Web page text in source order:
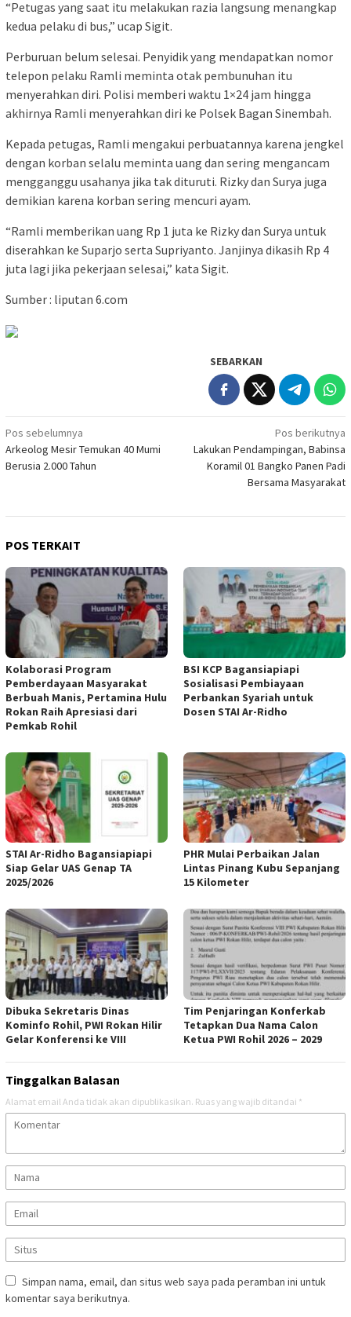
“Petugas yang saat itu melakukan razia langsung menangkap
kedua pelaku di bus,” ucap Sigit.
Perburuan belum selesai. Penyidik yang mendapatkan nomor
telepon pelaku Ramli meminta otak pembunuhan itu
menyerahkan diri. Polisi memberi waktu 1×24 jam hingga
akhirnya Ramli menyerahkan diri ke Polsek Bagan Sinembah.
Kepada petugas, Ramli mengakui perbuatannya karena jengkel
dengan korban selalu meminta uang dan sering mengancam
mengganggu usahanya jika tak dituruti. Rizky dan Surya juga
demikian karena korban sering mencuri ayam.
“Ramli memberikan uang Rp 1 juta ke Rizky dan Surya untuk
diserahkan ke Suparjo serta Supriyanto. Janjinya dikasih Rp 4
juta lagi jika pekerjaan selesai,” kata Sigit.
Sumber : liputan 6.com
SEBARKAN
Navigasi
pos
Pos sebelumnya
Arkeolog Mesir Temukan 40 Mumi
Berusia 2.000 Tahun
Pos berikutnya
Lakukan Pendampingan, Babinsa
Koramil 01 Bangko Panen Padi
Bersama Masyarakat
POS TERKAIT
Kolaborasi Program
Pemberdayaan Masyarakat
Berbuah Manis, Pertamina Hulu
Rokan Raih Apresiasi dari
Pemkab Rohil
BSI KCP Bagansiapiapi
Sosialisasi Pembiayaan
Perbankan Syariah untuk
Dosen STAI Ar-Ridho
STAI Ar-Ridho Bagansiapiapi
Siap Gelar UAS Genap TA
2025/2026
PHR Mulai Perbaikan Jalan
Lintas Pinang Kubu Sepanjang
15 Kilometer
Dibuka Sekretaris Dinas
Kominfo Rohil, PWI Rokan Hilir
Gelar Konferensi ke VIII
Tim Penjaringan Konferkab
Tetapkan Dua Nama Calon
Ketua PWI Rohil 2026 – 2029
Tinggalkan Balasan
Alamat email Anda tidak akan dipublikasikan. Ruas yang wajib ditandai *
Simpan nama, email, dan situs web saya pada peramban ini untuk
komentar saya berikutnya.